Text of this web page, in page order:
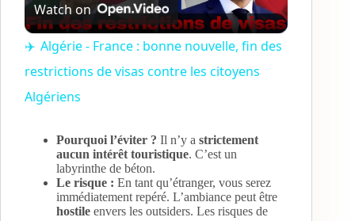
l
a
V
Watch on
✈️ Algérie - France : bonne nouvelle, fin des
restrictions de visas contre les citoyens
Algériens
Pourquoi l’éviter ? Il n’y a strictement
aucun intérêt touristique. C’est un
labyrinthe de béton.
Le risque : En tant qu’étranger, vous serez
immédiatement repéré. L’ambiance peut être
hostile envers les outsiders. Les risques de